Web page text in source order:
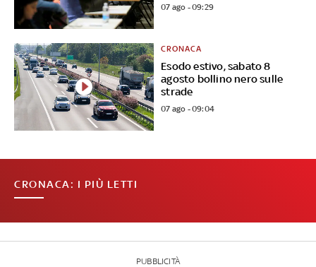
07 ago - 09:29
Esodo estivo, sabato 8
agosto bollino nero sulle
strade
CRONACA
07 ago - 09:04
CRONACA: I PIÙ LETTI
PUBBLICITÀ